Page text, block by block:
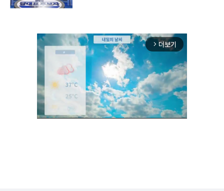
arrow_forward_ios 더보기